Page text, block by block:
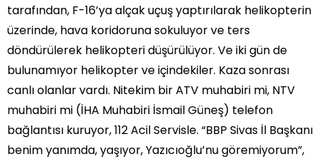
tarafından, F-16’ya alçak uçuş yaptırılarak helikopterin
üzerinde, hava koridoruna sokuluyor ve ters
döndürülerek helikopteri düşürülüyor. Ve iki gün de
bulunamıyor helikopter ve içindekiler. Kaza sonrası
canlı olanlar vardı. Nitekim bir ATV muhabiri mi, NTV
muhabiri mi (İHA Muhabiri İsmail Güneş) telefon
bağlantısı kuruyor, 112 Acil Servisle. “BBP Sivas İl Başkanı
benim yanımda, yaşıyor, Yazıcıoğlu’nu göremiyorum”,